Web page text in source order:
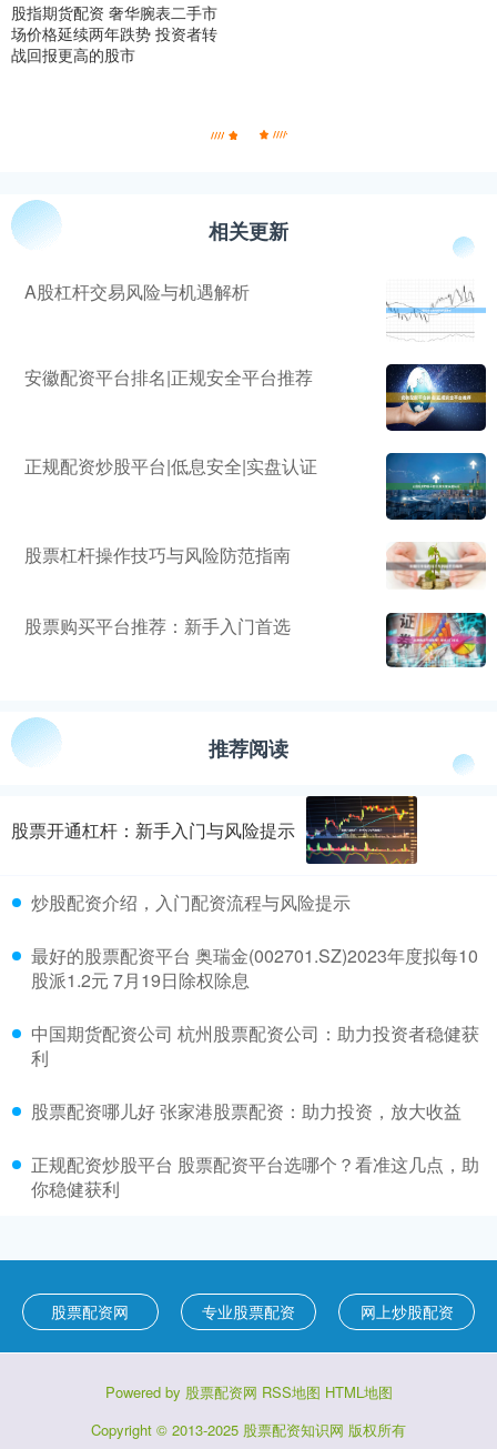
股指期货配资 奢华腕表二手市
场价格延续两年跌势 投资者转
战回报更高的股市
相关更新
A股杠杆交易风险与机遇解析
安徽配资平台排名|正规安全平台推荐
正规配资炒股平台|低息安全|实盘认证
股票杠杆操作技巧与风险防范指南
股票购买平台推荐：新手入门首选
推荐阅读
股票开通杠杆：新手入门与风险提示
炒股配资介绍，入门配资流程与风险提示
最好的股票配资平台 奥瑞金(002701.SZ)2023年度拟每10
股派1.2元 7月19日除权除息
中国期货配资公司 杭州股票配资公司：助力投资者稳健获
利
股票配资哪儿好 张家港股票配资：助力投资，放大收益
正规配资炒股平台 股票配资平台选哪个？看准这几点，助
你稳健获利
股票配资网 专业股票配资 网上炒股配资
Powered by 股票配资网 RSS地图 HTML地图
Copyright © 2013-2025 股票配资知识网 版权所有